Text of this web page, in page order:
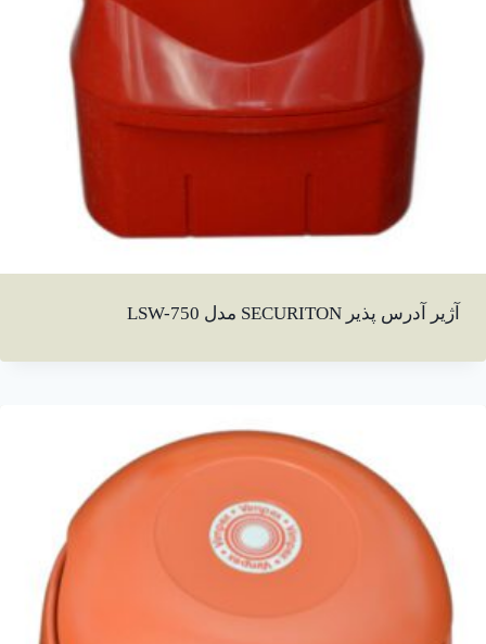
آژیر آدرس پذیر SECURITON مدل LSW-750